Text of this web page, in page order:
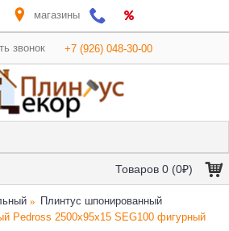
магазины
звонок +7 (926) 048-30-00
Товаров 0 (0₽)
Плинтус шпонированный
Pedross 2500х95х15 SEG100 фигурный